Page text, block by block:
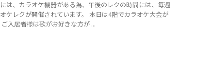
は、カラオケ機器がある為、午後のレクの時間には、毎週
ケレクが開催されています。 本日は4階でカラオケ大会が
入居者様は歌がお好きな方が ...